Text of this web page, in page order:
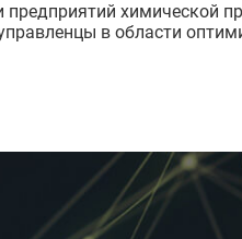
предприятий химической
в области